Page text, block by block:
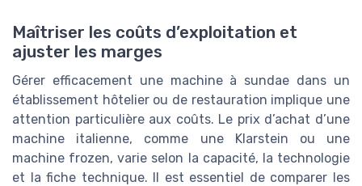
Maîtriser les coûts d’exploitation et
ajuster les marges
Gérer efficacement une machine à sundae dans un
établissement hôtelier ou de restauration implique une
attention particulière aux coûts. Le prix d’achat d’une
machine italienne, comme une Klarstein ou une
machine frozen, varie selon la capacité, la technologie
et la fiche technique. Il est essentiel de comparer les